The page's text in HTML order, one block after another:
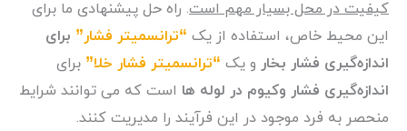
کیفیت در محل بسیار مهم است. راه حل پیشنهادی ما برای
این محیط خاص، استفاده از یک “ترانسمیتر فشار” برای
اندازه‌گیری فشار بخار و یک “ترانسمیتر فشار خلا” برای
اندازه‌گیری فشار وکیوم در لوله ها است که می توانند شرایط
منحصر به فرد موجود در این فرآیند را مدیریت کنند.